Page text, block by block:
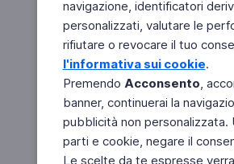
navigazione, identificatori
personalizzati, valutare le
rifiutare o revocare il tuo
l'informativa sui cookie.
Premendo Acconsento,
banner, continuerai la
pubblicità non personalizzata.
parti e cookie, negare il
Le scelte da te espresse